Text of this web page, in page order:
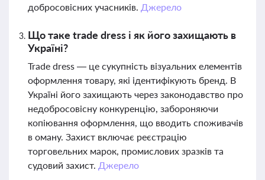
добросовісних учасників. Джерело
Що таке trade dress і як його захищають в
Україні?
Trade dress — це сукупність візуальних елементів
оформлення товару, які ідентифікують бренд. В
Україні його захищають через законодавство про
недобросовісну конкуренцію, забороняючи
копіювання оформлення, що вводить споживачів
в оману. Захист включає реєстрацію
торговельних марок, промислових зразків та
судовий захист. Джерело